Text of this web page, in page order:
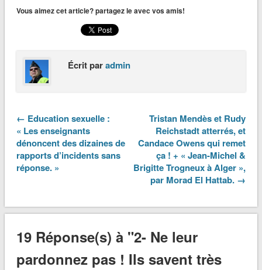
Vous aimez cet article? partagez le avec vos amis!
Écrit paradmin
← Education sexuelle :
« Les enseignants
dénoncent des dizaines de
rapports d’incidents sans
réponse. »
Tristan Mendès et Rudy
Reichstadt atterrés, et
Candace Owens qui remet
ça ! + « Jean-Michel &
Brigitte Trogneux à Alger »,
par Morad El Hattab. →
19 Réponse(s) à "2- Ne leur
pardonnez pas ! Ils savent très